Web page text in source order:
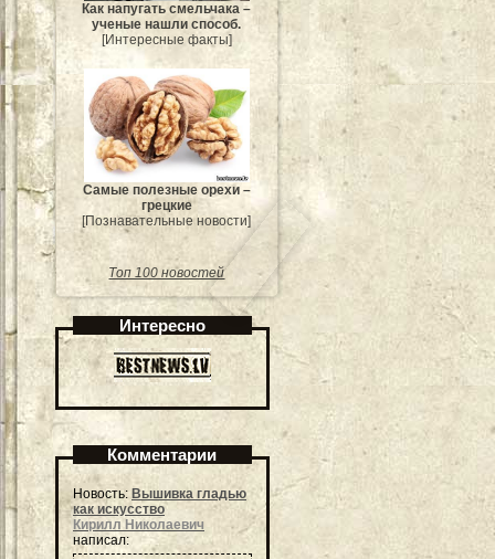
Как напугать смельчака –
ученые нашли способ.
[Интересные факты]
Самые полезные орехи –
грецкие
[Познавательные новости]
Топ 100 новостей
Интересно
Комментарии
Новость: Вышивка гладью
как искусство
Кирилл Николаевич
написал: